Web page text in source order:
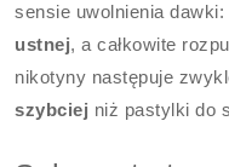
sensie uwolnienia dawki:
ustnej, a całkowite
nikotyny następuje
szybciej niż pastylki do